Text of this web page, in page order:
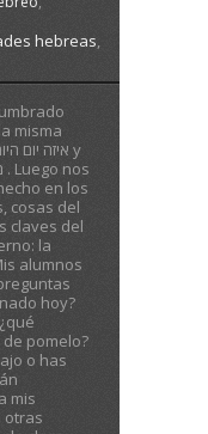
hebreas,
misma
en los
cosas del
claves del
la
alumnos
hoy?
pomelo?
o has
mis
otras